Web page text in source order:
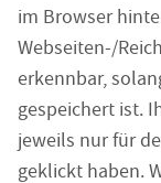
im Browser
Webseiten-/
erkennbar,
gespeichert ist.
jeweils nur für
geklickt haben.